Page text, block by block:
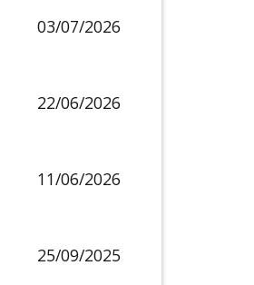
03/07/2026
22/06/2026
11/06/2026
25/09/2025